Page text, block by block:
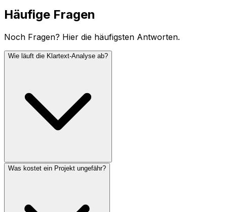
Häufige Fragen
Noch Fragen? Hier die häufigsten Antworten.
Wie läuft die Klartext-Analyse ab?
Was kostet ein Projekt ungefähr?